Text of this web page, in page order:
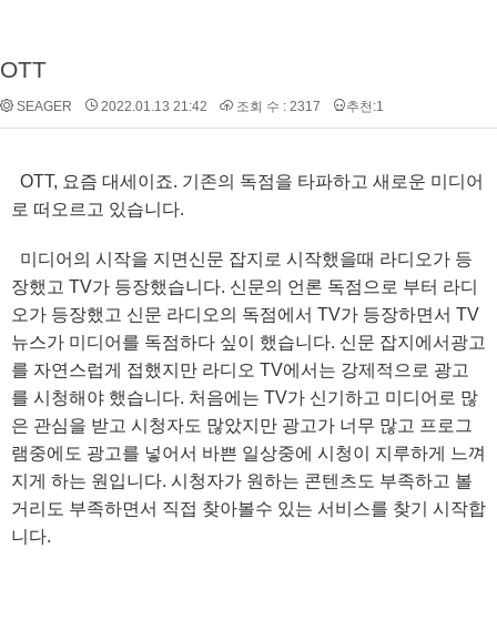
OTT
SEAGER 2022.01.13 21:42 조회 수 : 2317 추천:1
OTT, 요즘 대세이죠. 기존의 독점을 타파하고 새로운 미디어
로 떠오르고 있습니다.
미디어의 시작을 지면신문 잡지로 시작했을때 라디오가 등
장했고 TV가 등장했습니다. 신문의 언론 독점으로 부터 라디
오가 등장했고 신문 라디오의 독점에서 TV가 등장하면서 TV
뉴스가 미디어를 독점하다 싶이 했습니다. 신문 잡지에서광고
를 자연스럽게 접했지만 라디오 TV에서는 강제적으로 광고
를 시청해야 했습니다. 처음에는 TV가 신기하고 미디어로 많
은 관심을 받고 시청자도 많았지만 광고가 너무 많고 프로그
램중에도 광고를 넣어서 바쁜 일상중에 시청이 지루하게 느껴
지게 하는 원입니다. 시청자가 원하는 콘텐츠도 부족하고 볼
거리도 부족하면서 직접 찾아볼수 있는 서비스를 찾기 시작합
니다.